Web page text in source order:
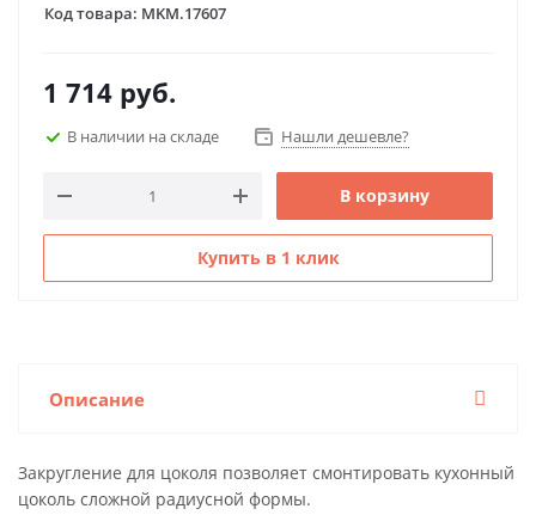
Код товара: MKM.17607
1 714 руб.
В наличии на складе Нашли дешевле?
В корзину
Купить в 1 клик
Описание
Закругление для цоколя позволяет смонтировать кухонный
цоколь сложной радиусной формы.